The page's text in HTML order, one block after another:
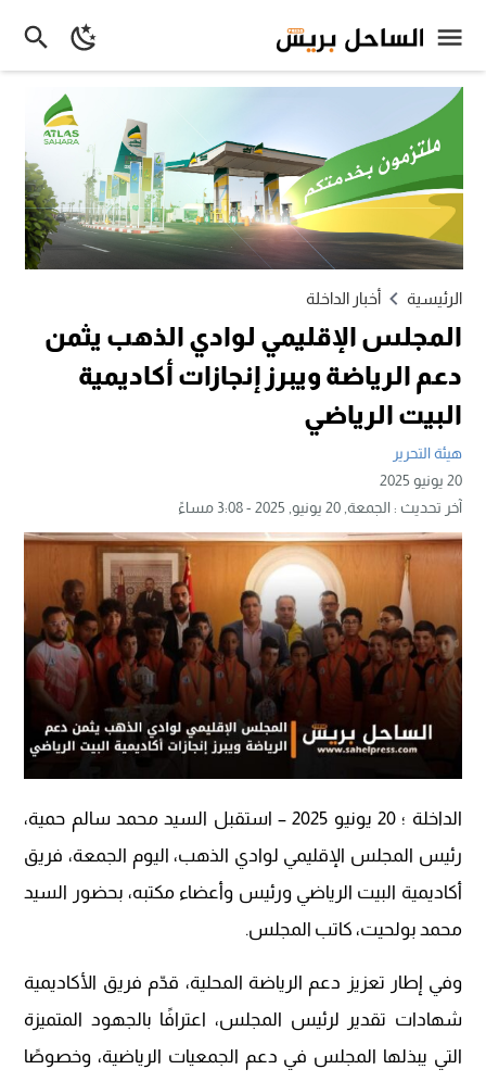
الرئيسية أخبار الداخلة
المجلس الإقليمي لوادي الذهب يثمن
دعم الرياضة ويبرز إنجازات أكاديمية
البيت الرياضي
هيئة التحرير
20 يونيو 2025
آخر تحديث :الجمعة, 20 يونيو, 2025 - 3:08 مساءً
الداخلة ؛ 20 يونيو 2025 – استقبل السيد محمد سالم حمية،
رئيس المجلس الإقليمي لوادي الذهب، اليوم الجمعة، فريق
أكاديمية البيت الرياضي ورئيس وأعضاء مكتبه، بحضور السيد
محمد بولحيت، كاتب المجلس.
وفي إطار تعزيز دعم الرياضة المحلية، قدّم فريق الأكاديمية
شهادات تقدير لرئيس المجلس، اعترافًا بالجهود المتميزة
التي يبذلها المجلس في دعم الجمعيات الرياضية، وخصوصًا